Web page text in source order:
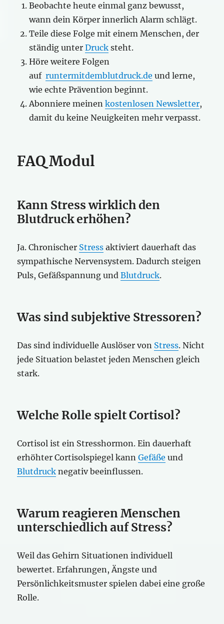
Beobachte heute einmal ganz bewusst,
wann dein Körper innerlich Alarm schlägt.
Teile diese Folge mit einem Menschen, der
ständig unterDruck steht.
Höre weitere Folgen
aufruntermitdemblutdruck.de und lerne,
wie echte Prävention beginnt.
Abonniere meinenkostenlosen Newsletter,
damit du keine Neuigkeiten mehr verpasst.
FAQ Modul
Kann Stress wirklich den
Blutdruck erhöhen?
Ja. Chronischer Stress aktiviert dauerhaft das
sympathische Nervensystem. Dadurch steigen
Puls, Gefäßspannung undBlutdruck.
Was sind subjektive Stressoren?
Das sind individuelle Auslöser von Stress. Nicht
jede Situation belastet jeden Menschen gleich
stark.
Welche Rolle spielt Cortisol?
Cortisol ist ein Stresshormon. Ein dauerhaft
erhöhter Cortisolspiegel kannGefäße und
Blutdruck negativ beeinflussen.
Warum reagieren Menschen
unterschiedlich auf Stress?
Weil das Gehirn Situationen individuell
bewertet. Erfahrungen, Ängste und
Persönlichkeitsmuster spielen dabei eine große
Rolle.